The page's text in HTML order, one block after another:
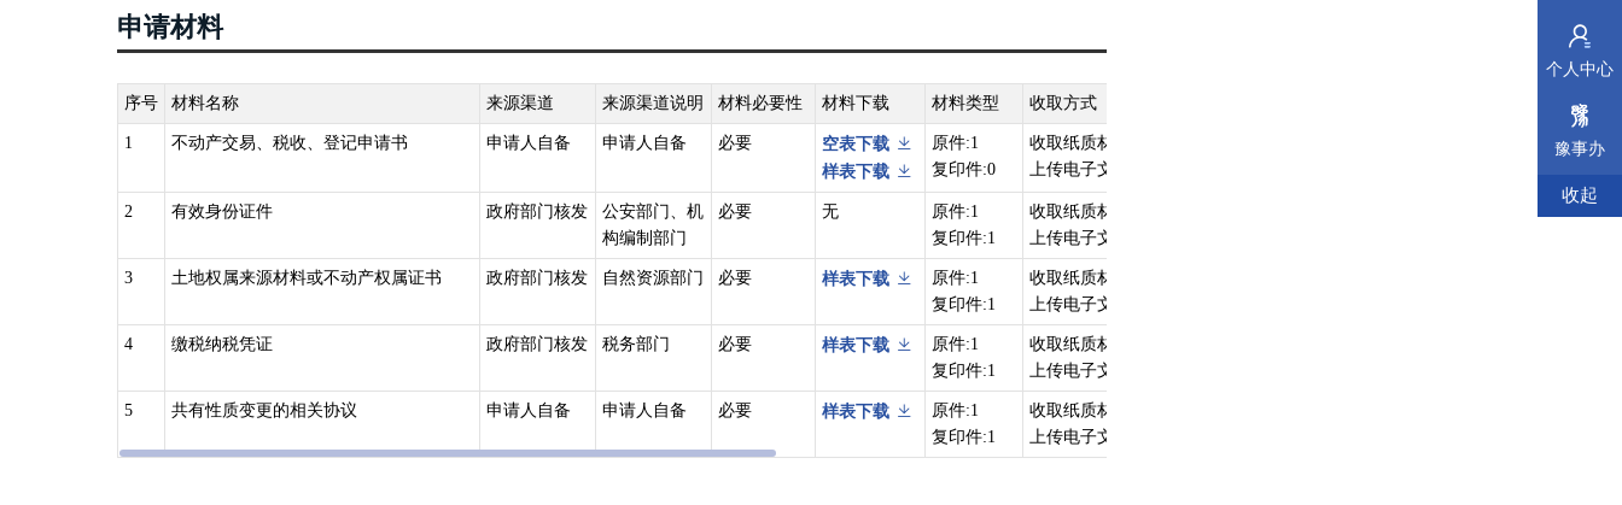
（九）抵押权;（十）法律规定需要登记的其他不动产权利。
产登记机构，负责不动产登记工作，并接受上级人民政府不动产登记主管部门的指导、监督。
第七条 不动产登记由不动产所在地的县级人民政府不动产登记机构办理；直辖市、设区的市人民政府可以确定本级不动产登记机构
跨县级行政区域的不动产登记,由所跨县级行政区域的不动产登记机构分别办理。不能分别办理的,由所跨县级行政区域的不动产登记机
构协商办理；协商不成的,由共同的上一级人民政府不动产登记主管部门指定办理。
国务院确定的重点国有林区的森林、林木和林地,国务院批准项目用海、用岛,中央国家机关使用的国有土地等不动产登记,由国务院国
土资源主管部门会同有关部门规定。
请变更登记：（一）权利人的姓名、名称、身份证明类型或者身份证明号码发生变更的；（二）不动产的坐落、界址、用途、面积等
（三）不动产权利期限、来源等状况发生变化的；（四）同一权利人分割或者合并不动产的；（五）抵押担保的范围、主债权数额、
债务履行期限、抵押权顺位发生变化的；（六）最高额抵押担保的债权范围、最高债权额、债权确定期间等发生变化的；（七）地役
申请材料
序号 材料名称 来源渠道 来源渠道说明 材料必要性 材料下载 材料类型 收取方式
1 不动产交易、税收、登记申请书 申请人自备 申请人自备 必要
空表下载
样表下载
原件:1
复印件:0
收取纸质材料、
上传电子文件
查看依据
2 有效身份证件 政府部门核发
公安部门、机
构编制部门
必要 无
原件:1
复印件:1
收取纸质材料、
上传电子文件
3 土地权属来源材料或不动产权属证书 政府部门核发 自然资源部门 必要 样表下载
原件:1
复印件:1
收取纸质材料、
上传电子文件
4 缴税纳税凭证 政府部门核发 税务部门 必要 样表下载
原件:1
复印件:1
收取纸质材料、
上传电子文件
5 共有性质变更的相关协议 申请人自备 申请人自备 必要 样表下载
原件:1
复印件:1
收取纸质材料、
上传电子文件
个人中心
豫事办
收起